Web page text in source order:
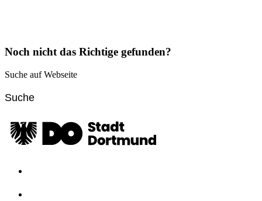
Noch nicht das Richtige gefunden?
Suche auf Webseite